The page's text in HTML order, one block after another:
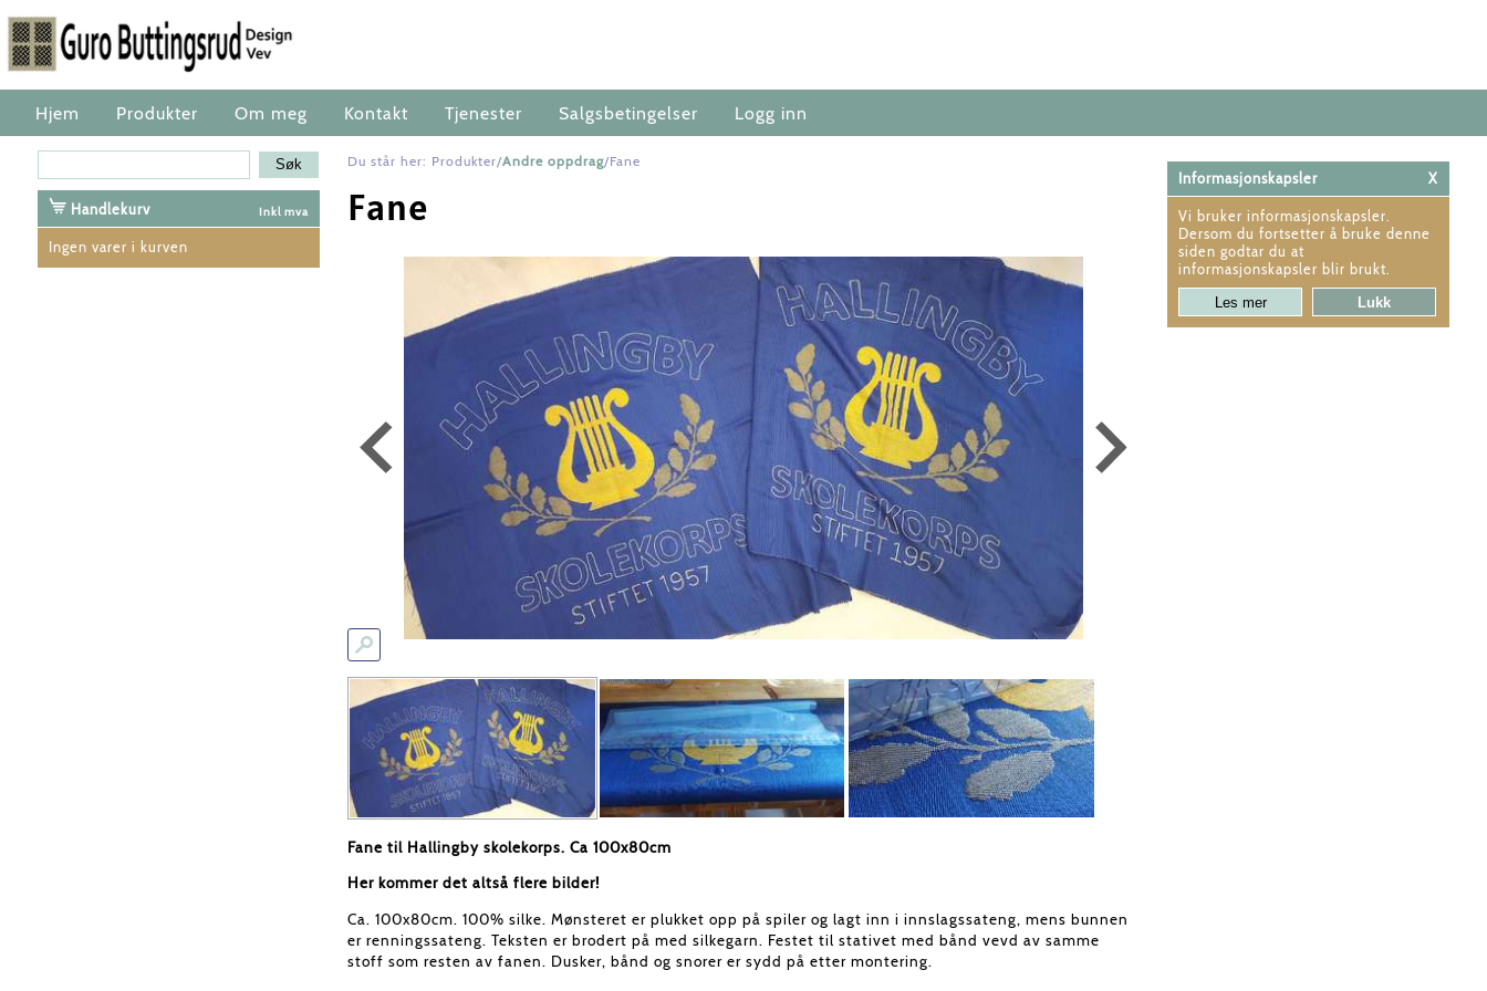
Hjem Produkter Om meg Kontakt Tjenester Salgsbetingelser Logg inn
Du står her: Produkter/Andre oppdrag/Fane
Fane
Fane til Hallingby skolekorps. Ca 100x80cm
Her kommer det altså flere bilder!
Ca. 100x80cm. 100% silke. Mønsteret er plukket opp på spiler og lagt inn i innslagssateng, mens bunnen
er renningssateng. Teksten er brodert på med silkegarn. Festet til stativet med bånd vevd av samme
stoff som resten av fanen. Dusker, bånd og snorer er sydd på etter montering.
Inkl mva
Handlekurv
Ingen varer i kurven
Informasjonskapsler X
Vi bruker informasjonskapsler.
Dersom du fortsetter å bruke denne
siden godtar du at
informasjonskapsler blir brukt.